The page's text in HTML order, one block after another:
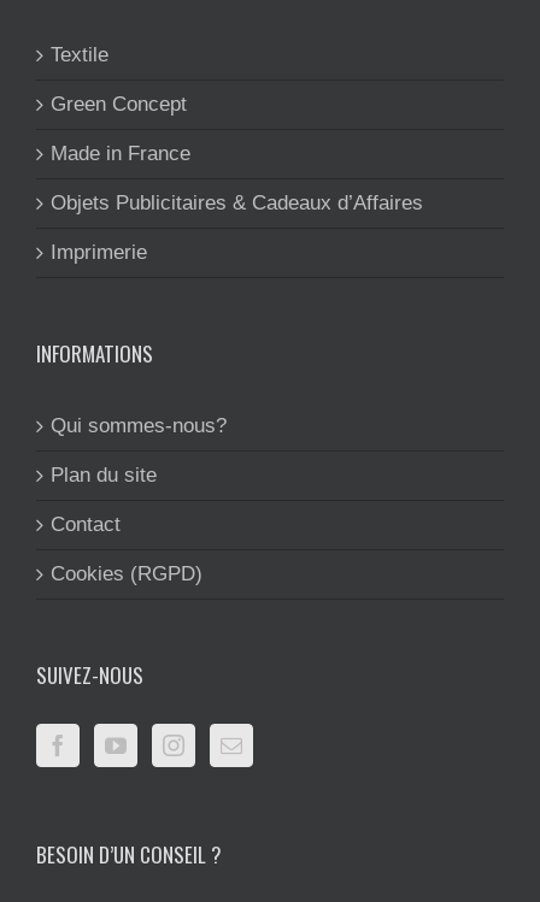
Textile
Green Concept
Made in France
Objets Publicitaires & Cadeaux d’Affaires
Imprimerie
INFORMATIONS
Qui sommes-nous?
Plan du site
Contact
Cookies (RGPD)
SUIVEZ-NOUS
BESOIN D’UN CONSEIL ?